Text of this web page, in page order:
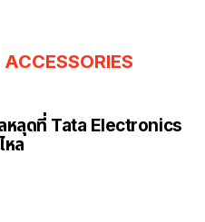
ACCESSORIES
หลุดที่ Tata Electronics
หล